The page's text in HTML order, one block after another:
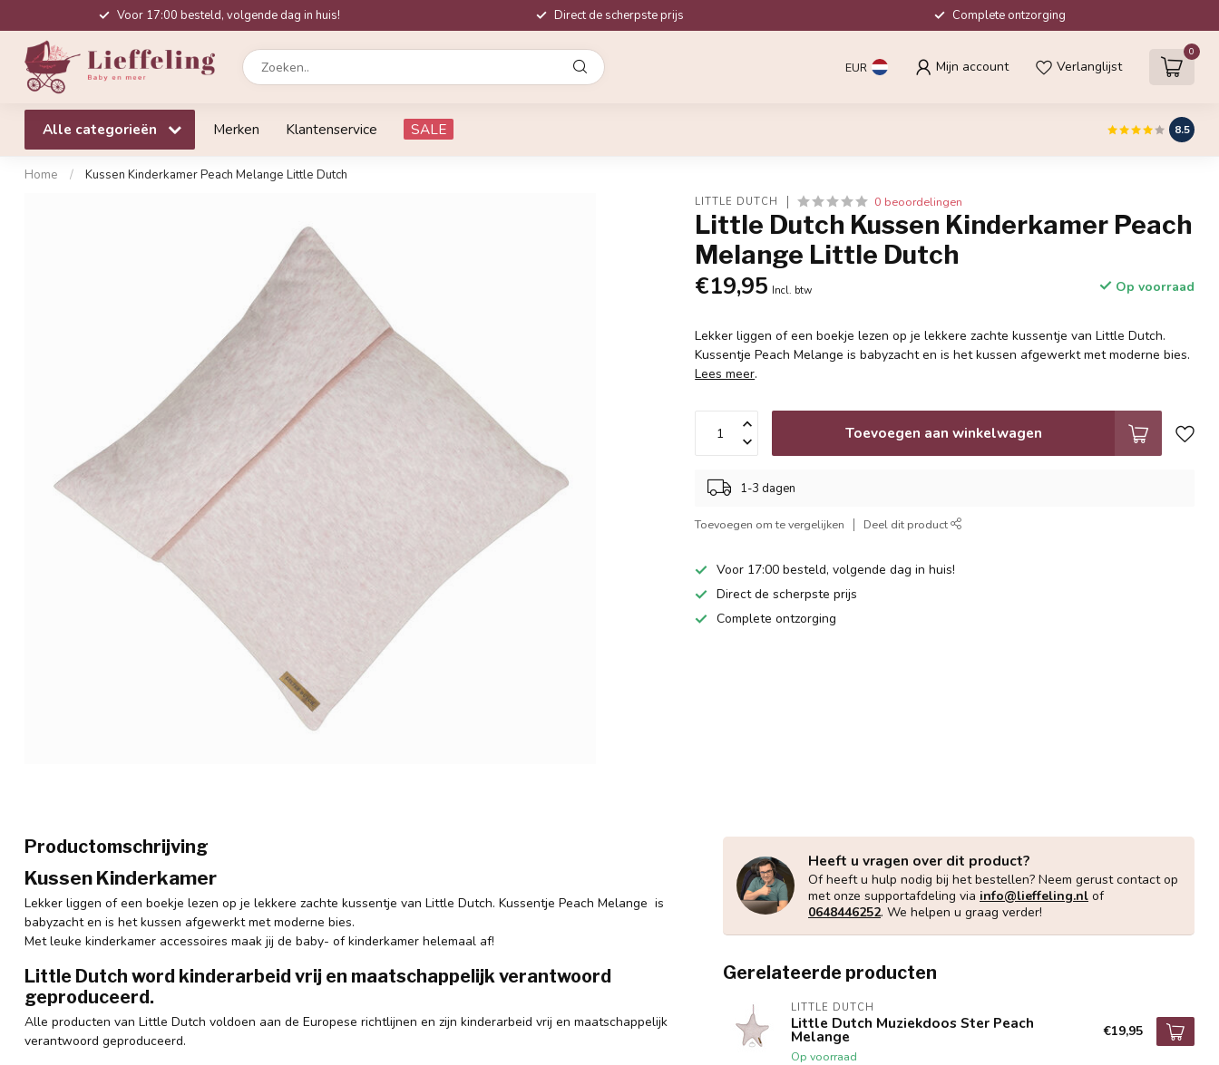
Voor 17:00 besteld, volgende dag in huis! Direct de scherpste prijs Complete ontzorging
EUR Mijn account Verlanglijst
0
Alle categorieën Merken Klantenservice SALE 8.5
Home / Kussen Kinderkamer Peach Melange Little Dutch
LITTLE DUTCH 0 beoordelingen
Little Dutch Kussen Kinderkamer Peach
Melange Little Dutch
€19,95 Incl. btw Op voorraad
Lekker liggen of een boekje lezen op je lekkere zachte kussentje van Little Dutch.
Kussentje Peach Melange is babyzacht en is het kussen afgewerkt met moderne bies.
Lees meer.
Toevoegen aan winkelwagen
1-3 dagen
Toevoegen om te vergelijken Deel dit product
Voor 17:00 besteld, volgende dag in huis!
Direct de scherpste prijs
Complete ontzorging
Productomschrijving
Kussen Kinderkamer
Lekker liggen of een boekje lezen op je lekkere zachte kussentje van Little Dutch. Kussentje Peach Melange is
babyzacht en is het kussen afgewerkt met moderne bies.
Met leuke kinderkamer accessoires maak jij de baby- of kinderkamer helemaal af!
Little Dutch word kinderarbeid vrij en maatschappelijk verantwoord
geproduceerd.
Alle producten van Little Dutch voldoen aan de Europese richtlijnen en zijn kinderarbeid vrij en maatschappelijk
verantwoord geproduceerd.
Heeft u vragen over dit product?
Of heeft u hulp nodig bij het bestellen? Neem gerust contact op
met onze supportafdeling via info@lieffeling.nl of
0648446252. We helpen u graag verder!
Gerelateerde producten
LITTLE DUTCH
Little Dutch Muziekdoos Ster Peach
Melange
Op voorraad
€19,95